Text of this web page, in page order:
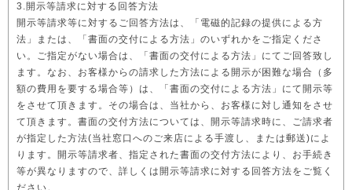
3.開示等請求に対する回答方法
開示等請求等に対するご回答方法は、「電磁的記録の提供による方
法」または、「書面の交付による方法」のいずれかをご指定くださ
い。ご指定がない場合は、「書面の交付による方法」にてご回答致し
ます。なお、お客様からの請求した方法による開示が困難な場合（多
額の費用を要する場合等）は、「書面の交付による方法」にて開示等
をさせて頂きます。その場合は、当社から、お客様に対し通知をさせ
て頂きます。書面の交付方法については、開示等請求時に、ご請求者
が指定した方法(当社窓口へのご来店による手渡し、または郵送)によ
ります。開示等請求者、指定された書面の交付方法により、お手続き
等が異なりますので、詳しくは開示等請求に対する回答方法をご覧く
ださい。